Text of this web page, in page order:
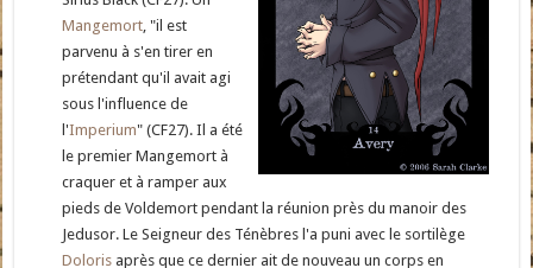
Mangemort, "il est
parvenu à s'en tirer en
prétendant qu'il avait agi
sous l'influence de
l'Imperium" (CF27). Il a été
le premier Mangemort à
craquer et à ramper aux
pieds de Voldemort pendant la réunion près du manoir des
Jedusor. Le Seigneur des Ténèbres l'a puni avec le sortilège
Doloris après que ce dernier ait de nouveau un corps en